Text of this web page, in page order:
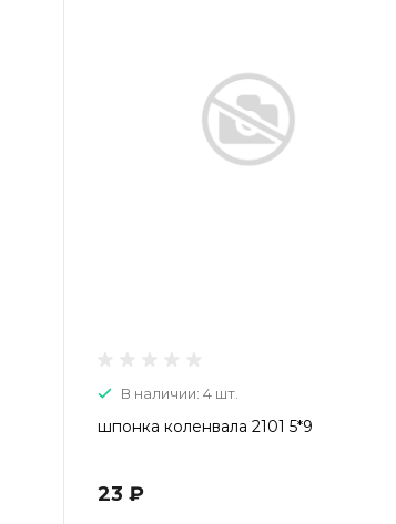
В наличии: 4 шт.
шпонка коленвала 2101 5*9
23 ₽